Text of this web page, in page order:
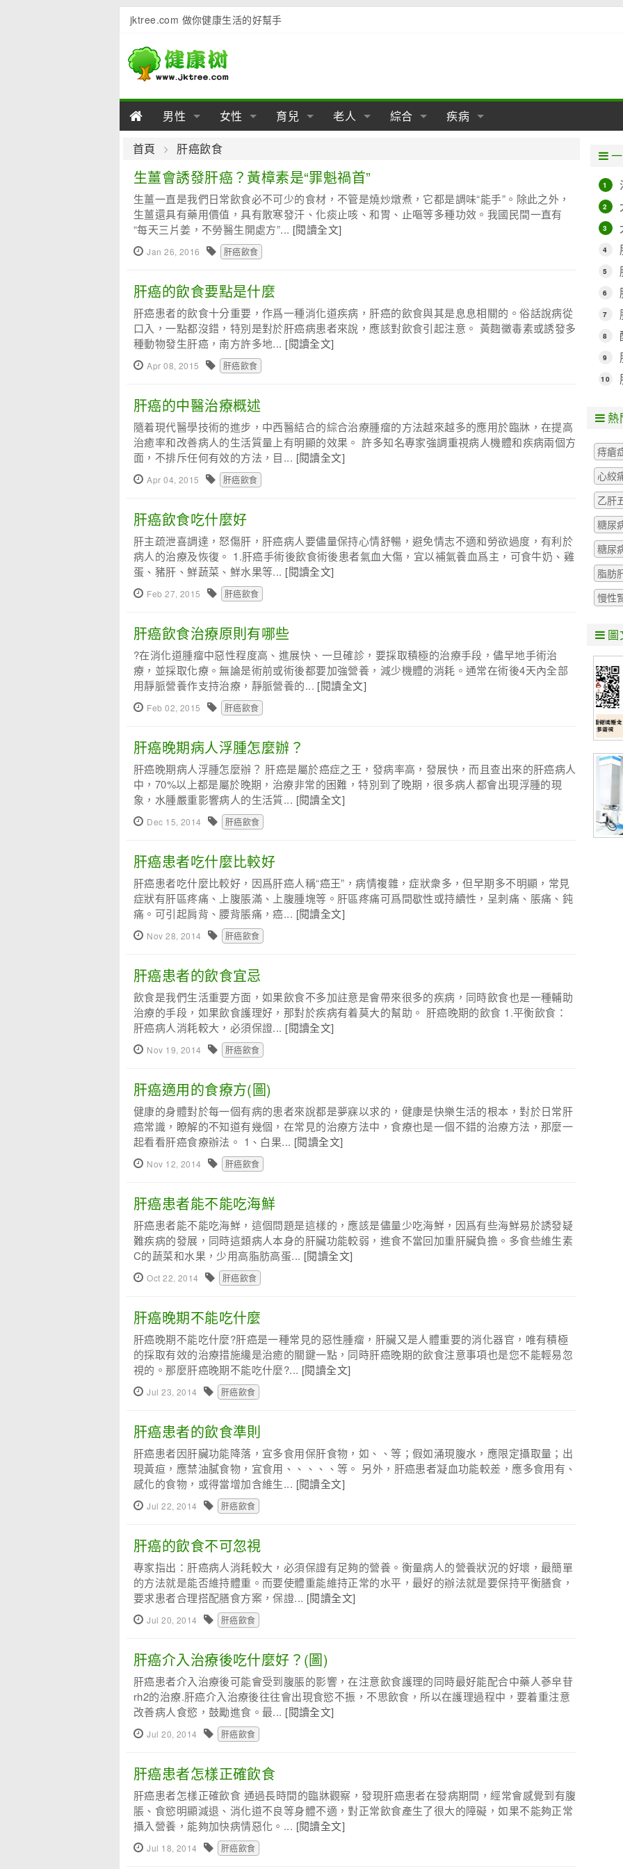
jktree.com 做你健康生活的好幫手
男性
男性陽痿
男性不育
男性心理
男性保養
男性飲食
男性用品 男性疾病
女性
女性乳房
女性子宮
女性經期
女性護理
女性飲食
女性生理 女性疾病
育兒
產後
新生兒期
幼兒期
學前期 母嬰用品
老人
老人心理
老人用品
老人護理
綜合
亞健康
急救自救
疾病
泌尿科
肛腸科
精神病
骨科
心血管
首頁 肝癌飲食
生薑會誘發肝癌？黃樟素是“罪魁禍首”
生薑一直是我們日常飲食必不可少的食材，不管是燒炒燉煮，它都是調味“能手”。除此之外，
生薑還具有藥用價值，具有散寒發汗、化痰止咳、和胃、止嘔等多種功效。我國民間一直有
“每天三片姜，不勞醫生開處方”... [閱讀全文]
Jan 26, 2016 肝癌飲食
肝癌的飲食要點是什麼
肝癌患者的飲食十分重要，作爲一種消化道疾病，肝癌的飲食與其是息息相關的。俗話說病從
口入，一點都沒錯，特別是對於肝癌病患者來說，應該對飲食引起注意。 黃麴黴毒素或誘發多
種動物發生肝癌，南方許多地... [閱讀全文]
Apr 08, 2015 肝癌飲食
肝癌的中醫治療概述
隨着現代醫學技術的進步，中西醫結合的綜合治療腫瘤的方法越來越多的應用於臨牀，在提高
治癒率和改善病人的生活質量上有明顯的效果。 許多知名專家強調重視病人機體和疾病兩個方
面，不排斥任何有效的方法，目... [閱讀全文]
Apr 04, 2015 肝癌飲食
肝癌飲食吃什麼好
肝主疏泄喜調達，怒傷肝，肝癌病人要儘量保持心情舒暢，避免情志不適和勞欲過度，有利於
病人的治療及恢復。 1.肝癌手術後飲食術後患者氣血大傷，宜以補氣養血爲主，可食牛奶、雞
蛋、豬肝、鮮蔬菜、鮮水果等... [閱讀全文]
Feb 27, 2015 肝癌飲食
肝癌飲食治療原則有哪些
?在消化道腫瘤中惡性程度高、進展快、一旦確診，要採取積極的治療手段，儘早地手術治
療，並採取化療。無論是術前或術後都要加強營養，減少機體的消耗。通常在術後4天內全部
用靜脈營養作支持治療，靜脈營養的... [閱讀全文]
Feb 02, 2015 肝癌飲食
肝癌晚期病人浮腫怎麼辦？
肝癌晚期病人浮腫怎麼辦？ 肝癌是屬於癌症之王，發病率高，發展快，而且查出來的肝癌病人
中，70%以上都是屬於晚期，治療非常的困難，特別到了晚期，很多病人都會出現浮腫的現
象，水腫嚴重影響病人的生活質... [閱讀全文]
Dec 15, 2014 肝癌飲食
肝癌患者吃什麼比較好
肝癌患者吃什麼比較好，因爲肝癌人稱“癌王”，病情複雜，症狀衆多，但早期多不明顯，常見
症狀有肝區疼痛、上腹脹滿、上腹腫塊等。肝區疼痛可爲間歇性或持續性，呈刺痛、脹痛、鈍
痛。可引起肩背、腰背脹痛，癌... [閱讀全文]
Nov 28, 2014 肝癌飲食
肝癌患者的飲食宜忌
飲食是我們生活重要方面，如果飲食不多加註意是會帶來很多的疾病，同時飲食也是一種輔助
治療的手段，如果飲食護理好，那對於疾病有着莫大的幫助。 肝癌晚期的飲食 1.平衡飲食：
肝癌病人消耗較大，必須保證... [閱讀全文]
Nov 19, 2014 肝癌飲食
肝癌適用的食療方(圖)
健康的身體對於每一個有病的患者來說都是夢寐以求的，健康是快樂生活的根本，對於日常肝
癌常識，瞭解的不知道有幾個，在常見的治療方法中，食療也是一個不錯的治療方法，那麼一
起看看肝癌食療辦法。 1、白果... [閱讀全文]
Nov 12, 2014 肝癌飲食
肝癌患者能不能吃海鮮
肝癌患者能不能吃海鮮，這個問題是這樣的，應該是儘量少吃海鮮，因爲有些海鮮易於誘發疑
難疾病的發展，同時這類病人本身的肝臟功能較弱，進食不當回加重肝臟負擔。多食些維生素
C的蔬菜和水果，少用高脂肪高蛋... [閱讀全文]
Oct 22, 2014 肝癌飲食
肝癌晚期不能吃什麼
肝癌晚期不能吃什麼?肝癌是一種常見的惡性腫瘤，肝臟又是人體重要的消化器官，唯有積極
的採取有效的治療措施纔是治癒的關鍵一點，同時肝癌晚期的飲食注意事項也是您不能輕易忽
視的。那麼肝癌晚期不能吃什麼?... [閱讀全文]
Jul 23, 2014 肝癌飲食
肝癌患者的飲食準則
肝癌患者因肝臟功能降落，宜多食用保肝食物，如、、等；假如涌現腹水，應限定攝取量；出
現黃疸，應禁油膩食物，宜食用、、、、、等。 另外，肝癌患者凝血功能較差，應多食用有、
感化的食物，或得當增加含維生... [閱讀全文]
Jul 22, 2014 肝癌飲食
肝癌的飲食不可忽視
專家指出：肝癌病人消耗較大，必須保證有足夠的營養。衡量病人的營養狀況的好壞，最簡單
的方法就是能否維持體重。而要使體重能維持正常的水平，最好的辦法就是要保持平衡膳食，
要求患者合理搭配膳食方案，保證... [閱讀全文]
Jul 20, 2014 肝癌飲食
肝癌介入治療後吃什麼好？(圖)
肝癌患者介入治療後可能會受到腹脹的影響，在注意飲食護理的同時最好能配合中藥人蔘皁苷
rh2的治療.肝癌介入治療後往往會出現食慾不振，不思飲食，所以在護理過程中，要着重注意
改善病人食慾，鼓勵進食。最... [閱讀全文]
Jul 20, 2014 肝癌飲食
肝癌患者怎樣正確飲食
肝癌患者怎樣正確飲食 通過長時間的臨牀觀察，發現肝癌患者在發病期間，經常會感覺到有腹
脹、食慾明顯減退、消化道不良等身體不適，對正常飲食產生了很大的障礙，如果不能夠正常
攝入營養，能夠加快病情惡化。... [閱讀全文]
Jul 18, 2014 肝癌飲食
1
2
3
4
5
6
7
8
9
10
熱
痔瘡
心絞
乙肝
糖尿
糖尿
脂肪
慢性
圖